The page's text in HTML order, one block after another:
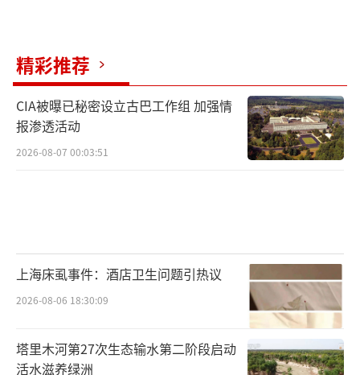
精彩推荐
CIA被曝已秘密设立古巴工作组 加强情
报渗透活动
2026-08-07 00:03:51
上海床虱事件：酒店卫生问题引热议
2026-08-06 18:30:09
塔里木河第27次生态输水第二阶段启动
活水滋养绿洲